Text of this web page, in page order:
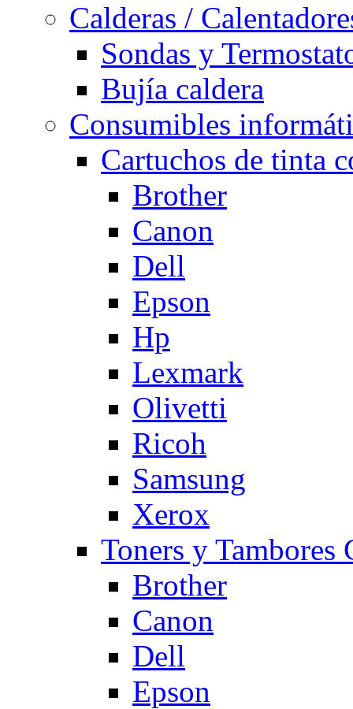
Calderas /
Sondas y
Bujía caldera
Consumibles
Cartuchos de tinta
Brother
Canon
Dell
Epson
Hp
Lexmark
Olivetti
Ricoh
Samsung
Xerox
Toners y
Brother
Canon
Dell
Epson